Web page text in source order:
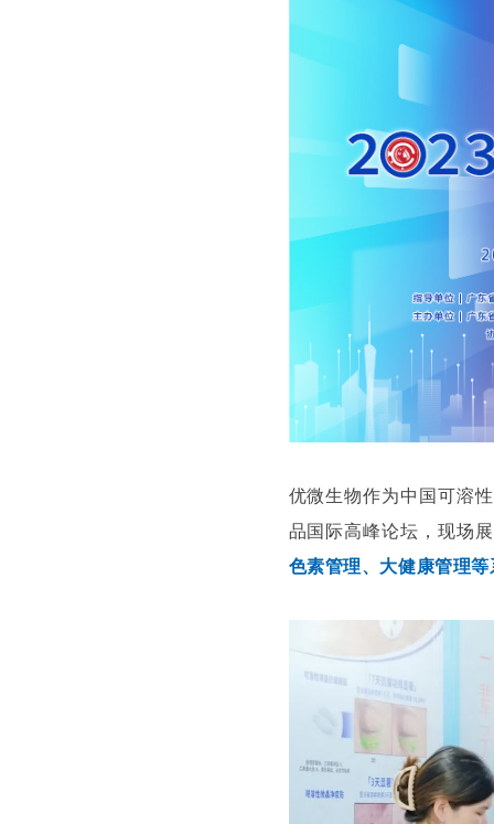
优微生物作为中国可溶
品国际高峰论坛 ，现场
色素管理、大健康管理